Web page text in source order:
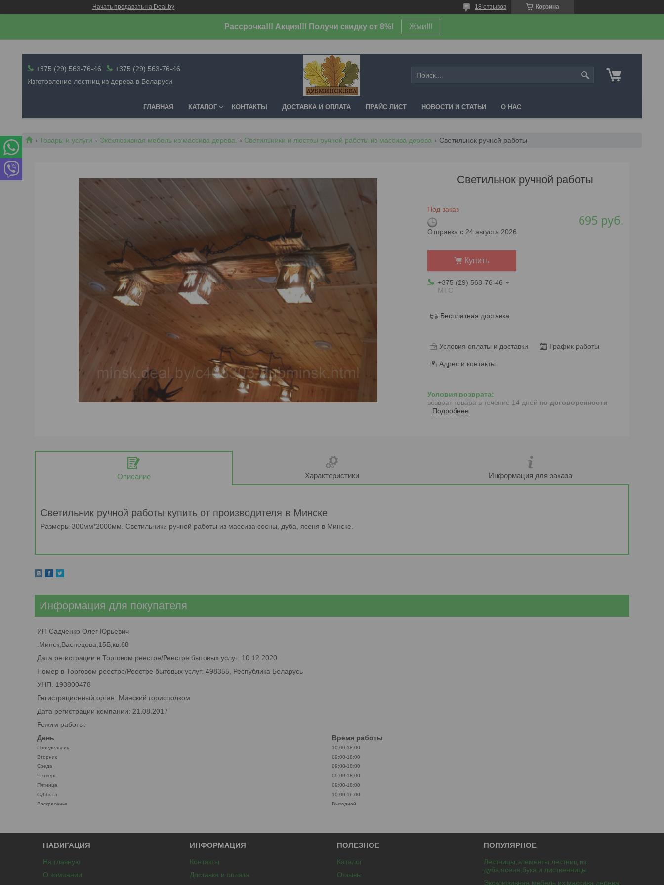
Начать продавать на Deal.by Корзина
18 отзывов
Рассрочка!!! Акция!!! Получи скидку от 8%! Жми!!!
+375 (29) 563-76-46
+375 (29) 563-76-46
Изготовление лестниц из дерева в Беларуси
ГЛАВНАЯ КАТАЛОГ КОНТАКТЫ ДОСТАВКА И ОПЛАТА ПРАЙС ЛИСТ НОВОСТИ И СТАТЬИ О НАС
Товары и услуги Эксклюзивная мебель из массива дерева. Светильники и люстры ручной работы из массива дерева Светильнок ручной работы
Светильнок ручной работы
Под заказ
Отправка с 24 августа 2026
695 руб.
Купить
+375 (29) 563-76-46
МТС
Бесплатная доставка
Условия оплаты и доставки График работы
Адрес и контакты
возврат товара в течение 14 дней по договоренности
Подробнее
Описание Характеристики Информация для заказа
Светильник ручной работы купить от производителя в Минске
Размеры 300мм*2000мм. Светильники ручной работы из массива сосны, дуба, ясеня в Минске.
Информация для покупателя
ИП Садченко Олег Юрьевич
.Минск,Васнецова,15Б,кв.68
Дата регистрации в Торговом реестре/Реестре бытовых услуг: 10.12.2020
Номер в Торговом реестре/Реестре бытовых услуг: 498355, Республика Беларусь
УНП: 193800478
Регистрационный орган: Минский горисполком
Дата регистрации компании: 21.08.2017
Режим работы:
День
Время работы
Понедельник
10:00-18:00
Вторник
09:00-18:00
Среда
09:00-18:00
Четверг
09:00-18:00
Пятница
09:00-18:00
Суббота
10:00-16:00
Воскресенье
Выходной
НАВИГАЦИЯ
На главную
О компании
ИНФОРМАЦИЯ
Контакты
Доставка и оплата
ПОЛЕЗНОЕ
Каталог
Отзывы
ПОПУЛЯРНОЕ
Лестницы,элементы лестниц из
дуба,ясеня,бука и лиственницы
Эксклюзивная мебель из массива дерева